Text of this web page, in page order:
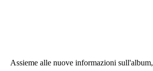
Assieme alle nuove informazioni sull'album,